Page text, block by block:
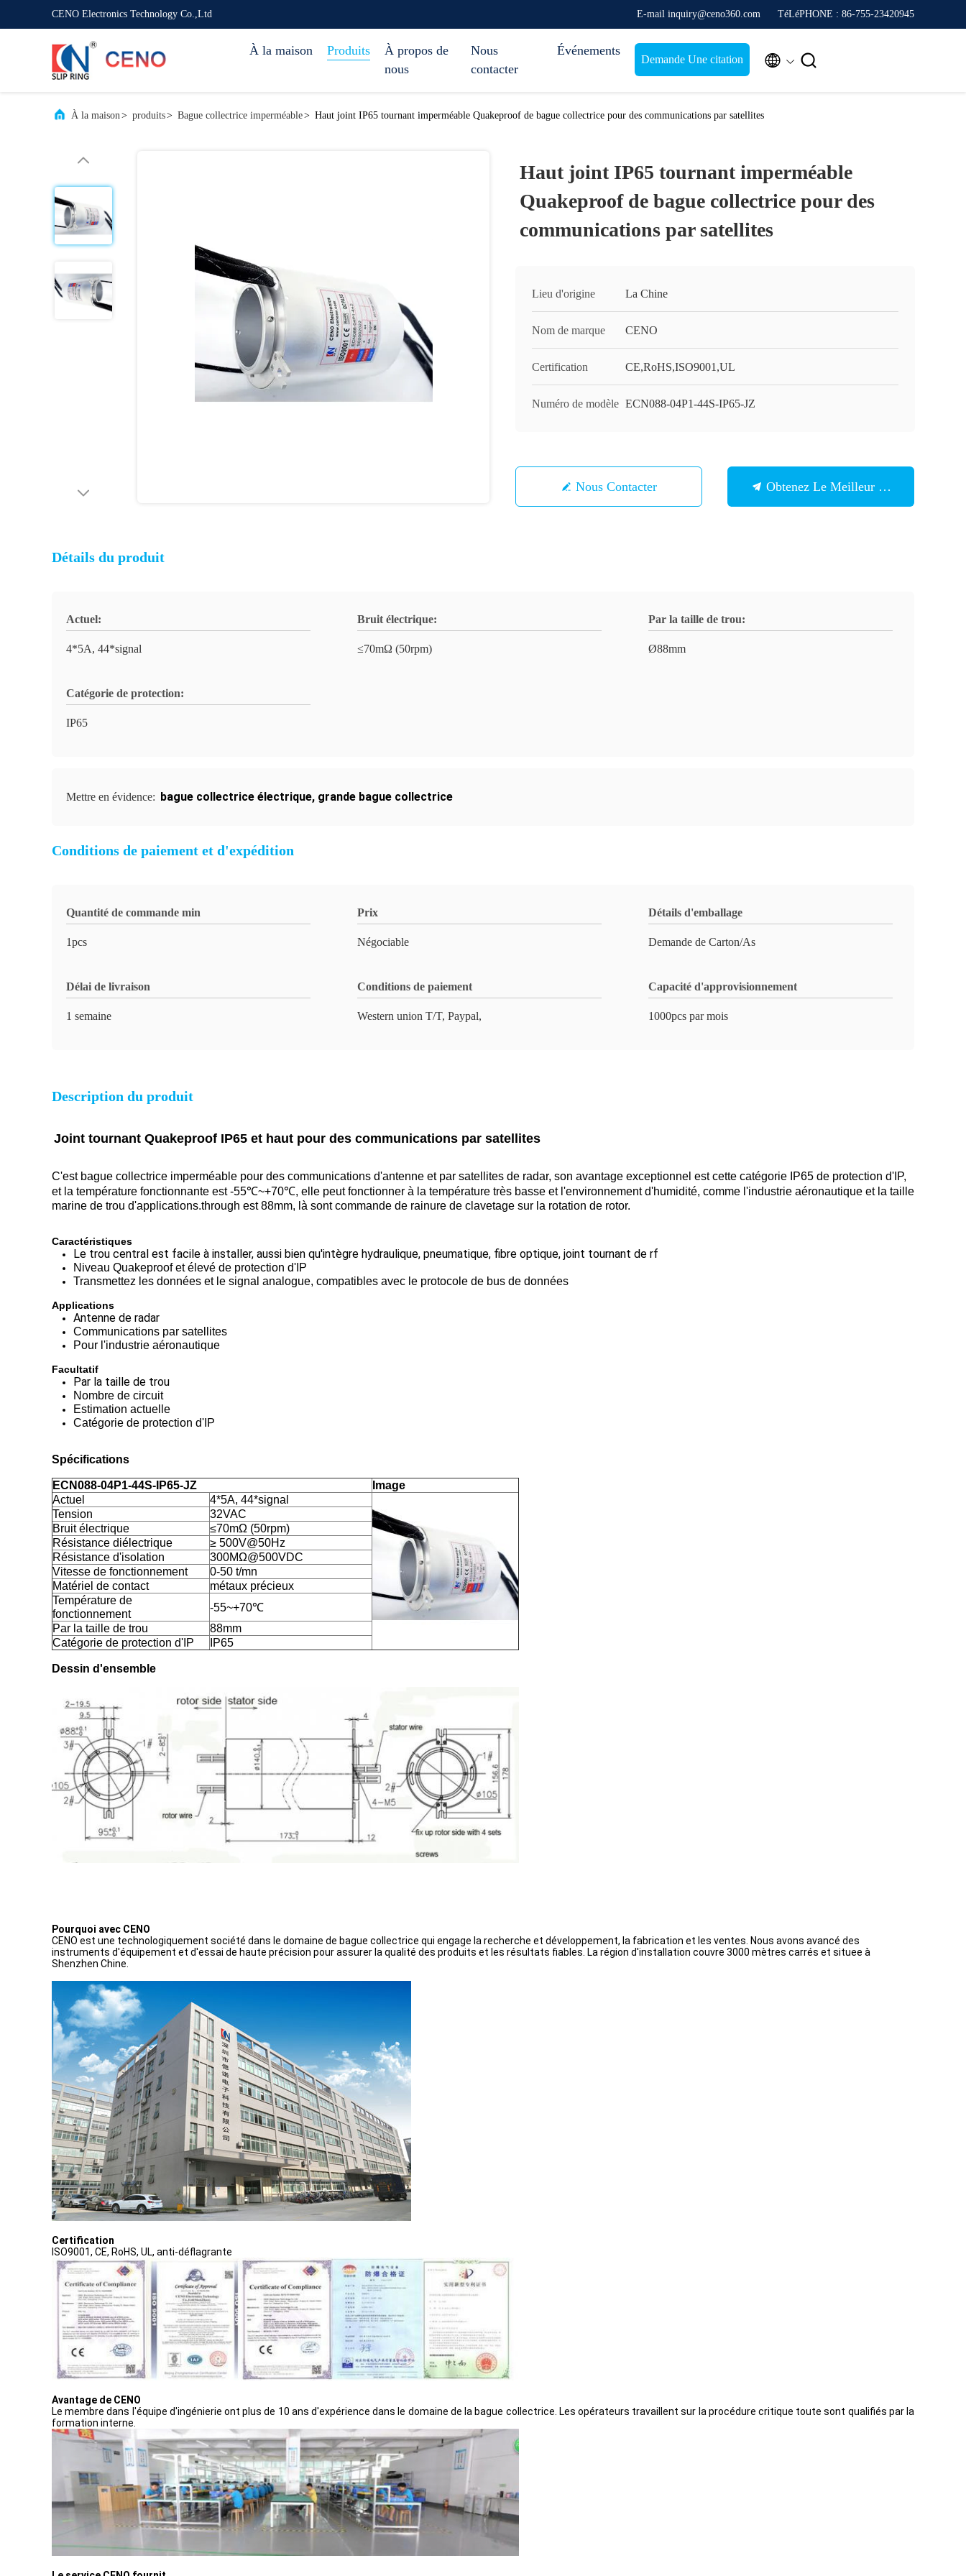
CENO Electronics Technology Co.,Ltd E-mail inquiry@ceno360.com TéLéPHONE : 86-755-23420945
À la maison Produits
À propos de
nous
Nous
contacter
Événements
Demande Une citation  
À la maison> produits> Bague collectrice imperméable> Haut joint IP65 tournant imperméable Quakeproof de bague collectrice pour des communications par satellites
Haut joint IP65 tournant imperméable
Quakeproof de bague collectrice pour des
communications par satellites
Lieu d'origine La Chine
Nom de marque CENO
Certification CE,RoHS,ISO9001,UL
Numéro de modèle ECN088-04P1-44S-IP65-JZ
Nous Contacter Obtenez Le Meilleur Prix
Détails du produit
Actuel:
4*5A, 44*signal
Bruit électrique:
≤70mΩ (50rpm)
Par la taille de trou:
Ø88mm
Catégorie de protection:
IP65
Mettre en évidence: bague collectrice électrique, grande bague collectrice
Conditions de paiement et d'expédition
Quantité de commande min
1pcs
Prix
Négociable
Détails d'emballage
Demande de Carton/As
Délai de livraison
1 semaine
Conditions de paiement
Western union T/T, Paypal,
Capacité d'approvisionnement
1000pcs par mois
Description du produit
Joint tournant Quakeproof IP65 et haut pour des communications par satellites
C'est bague collectrice imperméable pour des communications d'antenne et par satellites de radar, son avantage exceptionnel est cette catégorie IP65 de protection d'IP,
et la température fonctionnante est -55℃~+70℃, elle peut fonctionner à la température très basse et l'environnement d'humidité, comme l'industrie aéronautique et la taille
marine de trou d'applications.through est 88mm, là sont commande de rainure de clavetage sur la rotation de rotor.
Caractéristiques
Le trou central est facile à installer, aussi bien qu'intègre hydraulique, pneumatique, fibre optique, joint tournant de rf
Niveau Quakeproof et élevé de protection d'IP
Transmettez les données et le signal analogue, compatibles avec le protocole de bus de données
Applications
Antenne de radar
Communications par satellites
Pour l'industrie aéronautique
Facultatif
Par la taille de trou
Nombre de circuit
Estimation actuelle
Catégorie de protection d'IP
Spécifications
ECN088-04P1-44S-IP65-JZ
Image
Actuel
4*5A, 44*signal
Tension
32VAC
Bruit électrique
≤70mΩ (50rpm)
Résistance diélectrique
≥ 500V@50Hz
Résistance d'isolation
300MΩ@500VDC
Vitesse de fonctionnement
0-50 t/mn
Matériel de contact
métaux précieux
Température de
fonctionnement
-55~+70℃
Par la taille de trou
88mm
Catégorie de protection d'IP
IP65
Dessin d'ensemble
Pourquoi avec CENO
CENO est une technologiquement société dans le domaine de bague collectrice qui engage la recherche et développement, la fabrication et les ventes. Nous avons avancé des
instruments d'équipement et d'essai de haute précision pour assurer la qualité des produits et les résultats fiables. La région d'installation couvre 3000 mètres carrés et situee à
Shenzhen Chine.
Certification
ISO9001, CE, RoHS, UL, anti-déflagrante
Avantage de CENO
Le membre dans l'équipe d'ingénierie ont plus de 10 ans d'expérience dans le domaine de la bague collectrice. Les opérateurs travaillent sur la procédure critique toute sont qualifiés par la
formation interne.